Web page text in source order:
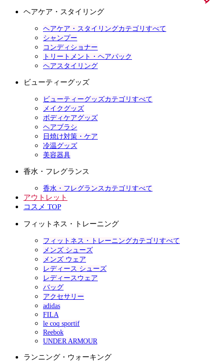
ヘアケア・スタイリング
ヘアケア・スタイリングカテゴリすべて
シャンプー
コンディショナー
トリートメント・ヘアパック
ヘアスタイリング
ビューティーグッズ
ビューティーグッズカテゴリすべて
メイクグッズ
ボディケアグッズ
ヘアブラシ
日焼け対策・ケア
冷温グッズ
美容器具
香水・フレグランス
香水・フレグランスカテゴリすべて
アウトレット
コスメ TOP
フィットネス・トレーニング
フィットネス・トレーニングカテゴリすべて
メンズ シューズ
メンズ ウェア
レディース シューズ
レディースウェア
バッグ
アクセサリー
adidas
FILA
le coq sportif
Reebok
UNDER ARMOUR
ランニング・ウォーキング